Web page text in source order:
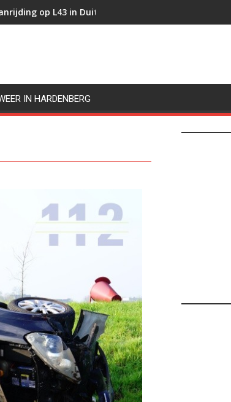
op L43 in Duitsland
in brand op Twenteweg in Hardenberg
IN HARDENBERG